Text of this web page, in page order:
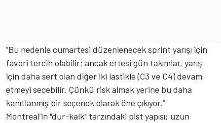
“Bu nedenle cumartesi düzenlenecek sprint yarışı için
favori tercih olabilir; ancak ertesi gün takımlar, yarış
için daha sert olan diğer iki lastikle (C3 ve C4) devam
etmeyi seçebilir. Çünkü risk almak yerine bu daha
kanıtlanmış bir seçenek olarak öne çıkıyor.”
Montreal’in "dur-kalk" tarzındaki pist yapısı; uzun